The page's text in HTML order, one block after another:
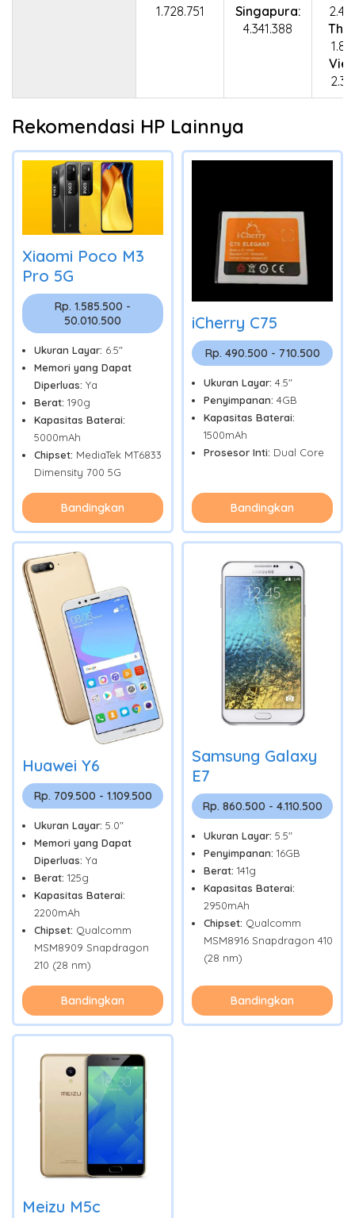
1.728.751
Singapura:
4.341.388
Rekomendasi HP Lainnya
Xiaomi Poco M3
Pro 5G
Rp. 1.585.500 -
50.010.500
Ukuran Layar: 6.5"
Memori yang Dapat
Diperluas: Ya
Berat: 190g
Kapasitas Baterai:
5000mAh
Chipset: MediaTek MT6833
Dimensity 700 5G
Bandingkan
iCherry C75
Rp. 490.500 - 710.500
Ukuran Layar: 4.5"
Penyimpanan: 4GB
Kapasitas Baterai:
1500mAh
Prosesor Inti: Dual Core
Bandingkan
Huawei Y6
Rp. 709.500 - 1.109.500
Ukuran Layar: 5.0"
Memori yang Dapat
Diperluas: Ya
Berat: 125g
Kapasitas Baterai:
2200mAh
Chipset: Qualcomm
MSM8909 Snapdragon
210 (28 nm)
Bandingkan
Samsung Galaxy
E7
Rp. 860.500 - 4.110.500
Ukuran Layar: 5.5"
Penyimpanan: 16GB
Berat: 141g
Kapasitas Baterai:
2950mAh
Chipset: Qualcomm
MSM8916 Snapdragon 410
(28 nm)
Bandingkan
Meizu M5c